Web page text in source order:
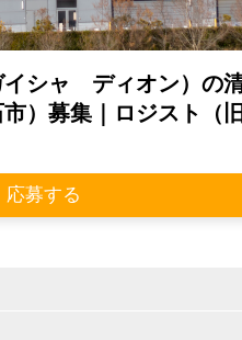
シャ ディオン）の清
）募集｜ロジスト（
応募する